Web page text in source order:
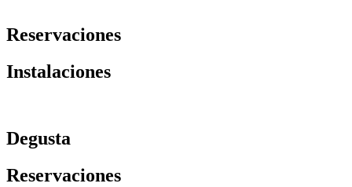
Reservaciones
Instalaciones
Degusta
Reservaciones